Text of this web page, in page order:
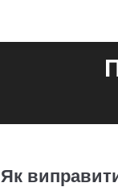
Як